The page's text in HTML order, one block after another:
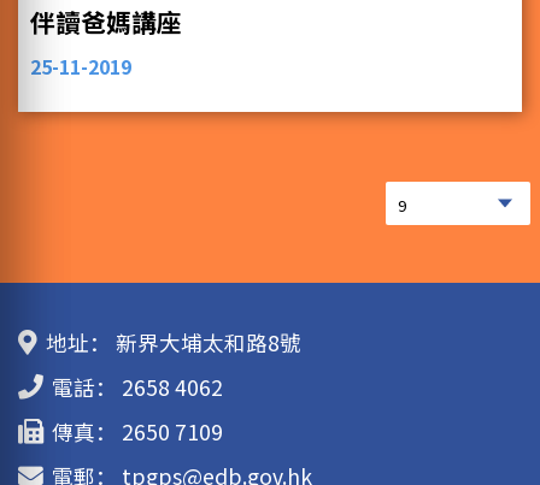
伴讀爸媽講座
25-11-2019
地址：
新界大埔太和路8號
電話：
2658 4062
傳真：
2650 7109
電郵：
tpgps@edb.gov.hk